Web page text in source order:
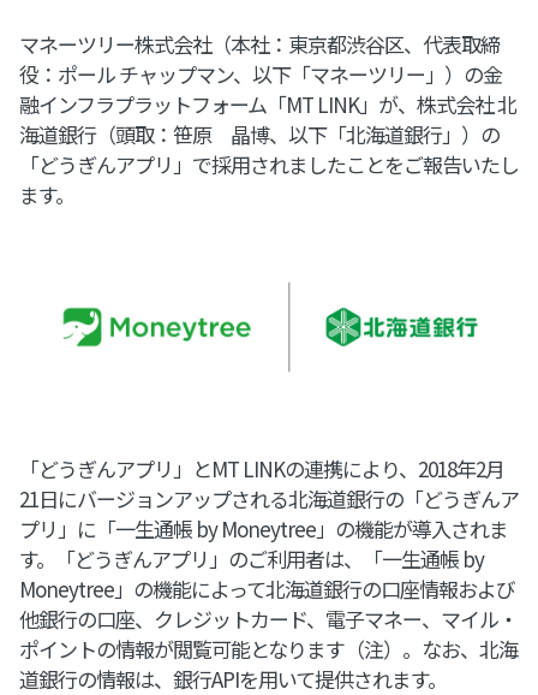
マネーツリー株式会社（本社：東京都渋谷区、代表取締
役：ポール チャップマン、以下「マネーツリー」）の金
融インフラプラットフォーム「MT LINK」が、株式会社 北
海道銀行（頭取：笹原 晶博、以下「北海道銀行」）の
「どうぎんアプリ」で採⽤されましたことをご報告いたし
ます。
「どうぎんアプリ」とMT LINKの連携により、2018年2月
21日にバージョンアップされる北海道銀行の「どうぎんア
プリ」に「一生通帳 by Moneytree」の機能が導入されま
す。「どうぎんアプリ」のご利用者は、「一生通帳 by
Moneytree」の機能によって北海道銀行の口座情報および
他銀行の口座、クレジットカード、電子マネー、マイル・
ポイントの情報が閲覧可能となります（注）。なお、北海
道銀行の情報は、銀行APIを用いて提供されます。